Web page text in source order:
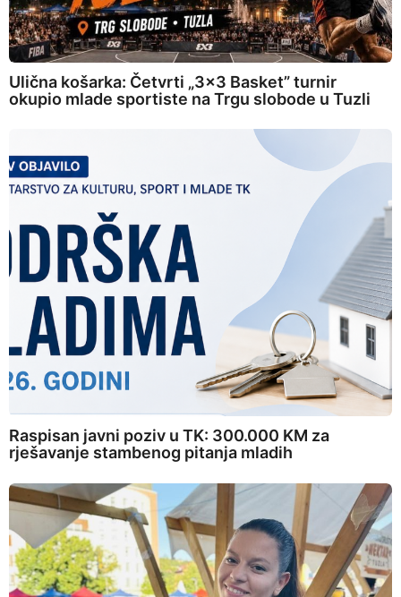
Ulična košarka: Četvrti „3×3 Basket” turnir
okupio mlade sportiste na Trgu slobode u Tuzli
Raspisan javni poziv u TK: 300.000 KM za
rješavanje stambenog pitanja mladih